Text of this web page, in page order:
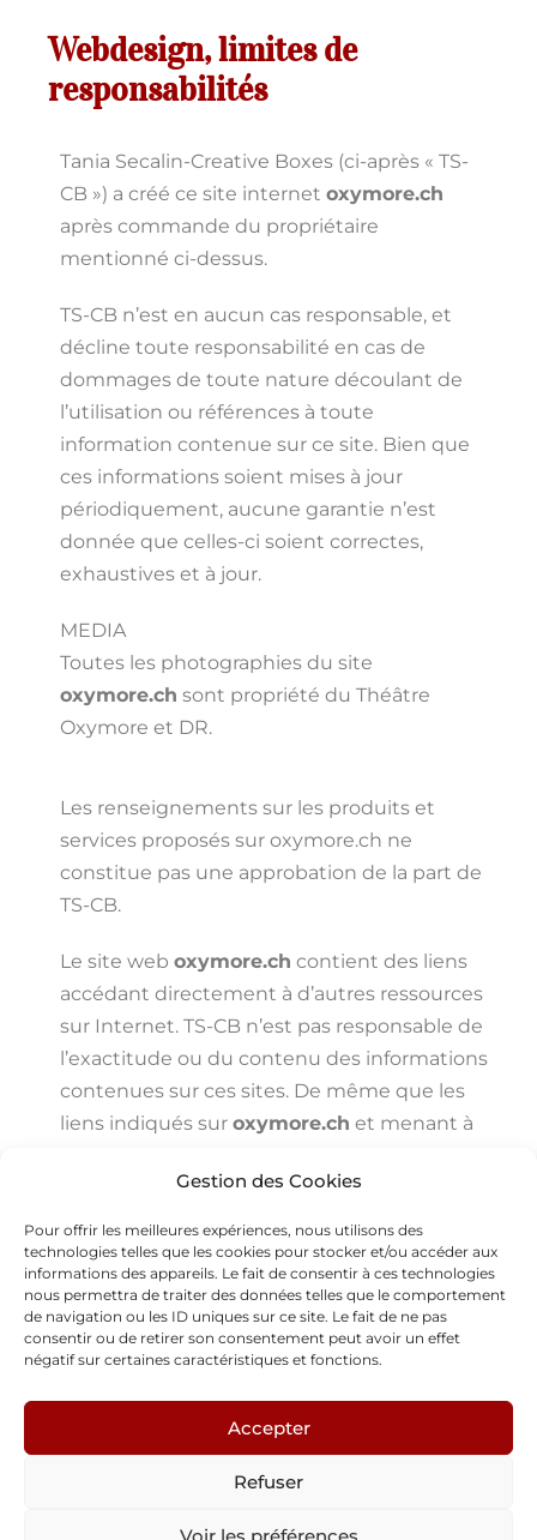
Gestion des Cookies
Pour offrir les meilleures expériences, nous utilisons des
technologies telles que les cookies pour stocker et/ou accéder aux
informations des appareils. Le fait de consentir à ces technologies
nous permettra de traiter des données telles que le comportement
de navigation ou les ID uniques sur ce site. Le fait de ne pas
consentir ou de retirer son consentement peut avoir un effet
négatif sur certaines caractéristiques et fonctions.
Accepter
Refuser
Voir les préférences
Webdesign, limites de
responsabilités
Tania Secalin-Creative Boxes (ci-après « TS-
CB ») a créé ce site internet oxymore.ch
après commande du propriétaire
mentionné ci-dessus.
TS-CB n’est en aucun cas responsable, et
décline toute responsabilité en cas de
dommages de toute nature découlant de
l’utilisation ou références à toute
information contenue sur ce site. Bien que
ces informations soient mises à jour
périodiquement, aucune garantie n’est
donnée que celles-ci soient correctes,
exhaustives et à jour.
MEDIA
Toutes les photographies du site
oxymore.ch sont propriété du Théâtre
Oxymore et DR.
Les renseignements sur les produits et
services proposés sur oxymore.ch ne
constitue pas une approbation de la part de
TS-CB.
Le site web oxymore.ch contient des liens
accédant directement à d’autres ressources
sur Internet. TS-CB n’est pas responsable de
l’exactitude ou du contenu des informations
contenues sur ces sites. De même que les
liens indiqués sur oxymore.ch et menant à
approbation par TS-CB de leurs produits et
services.
WordPress themePage Builder
Framework.
Webdesigner contact :
Tania Secalin – Creative Boxes